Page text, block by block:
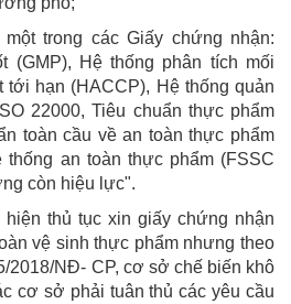
trong các Giấy chứng nhận:
(GMP), Hệ thống phân tích mối
tới hạn (HACCP), Hệ thống quản
22000, Tiêu chuẩn thực phẩm
toàn cầu về an toàn thực phẩm
thống an toàn thực phẩm (FSSC
còn hiệu lực".
thủ tục xin giấy chứng nhận
vệ sinh thực phẩm nhưng theo
2018/NĐ- CP, cơ sở chế biến khô
cơ sở phải tuân thủ các yêu cầu